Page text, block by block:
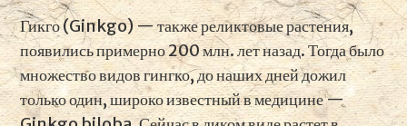
Гикго (Ginkgo) — также реликтовые растения,
появились примерно 200 млн. лет назад. Тогда было
множество видов гингко, до наших дней дожил
только один, широко известный в медицине —